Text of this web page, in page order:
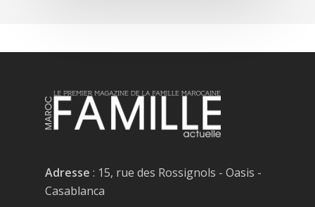
Adresse : 15, rue des Rossignols - Oasis -
Casablanca